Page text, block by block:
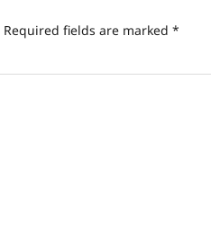
Required fields are marked *